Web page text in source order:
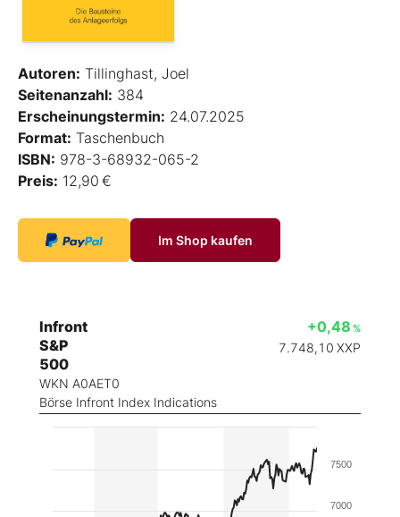
Autoren: Tillinghast, Joel
Seitenanzahl: 384
Erscheinungstermin: 24.07.2025
Format: Taschenbuch
ISBN: 978-3-68932-065-2
Preis: 12,90 €
Im Shop kaufen
Infront
S&P
500
WKN A0AET0
Börse Infront Index Indications
+0,48 %
7.748,10 XXP
7000
7500